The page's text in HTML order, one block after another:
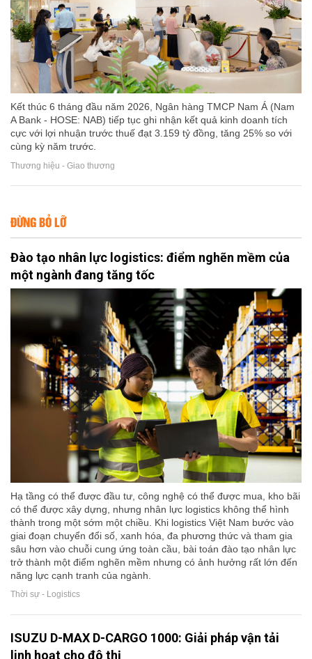
Kết thúc 6 tháng đầu năm 2026, Ngân hàng TMCP Nam Á (Nam
A Bank - HOSE: NAB) tiếp tục ghi nhận kết quả kinh doanh tích
cực với lợi nhuận trước thuế đạt 3.159 tỷ đồng, tăng 25% so với
cùng kỳ năm trước.
Thương hiệu - Giao thương
ĐỪNG BỎ LỠ
Đào tạo nhân lực logistics: điểm nghẽn mềm của
một ngành đang tăng tốc
Hạ tầng có thể được đầu tư, công nghệ có thể được mua, kho bãi
có thể được xây dựng, nhưng nhân lực logistics không thể hình
thành trong một sớm một chiều. Khi logistics Việt Nam bước vào
giai đoạn chuyển đổi số, xanh hóa, đa phương thức và tham gia
sâu hơn vào chuỗi cung ứng toàn cầu, bài toán đào tạo nhân lực
trở thành một điểm nghẽn mềm nhưng có ảnh hưởng rất lớn đến
năng lực cạnh tranh của ngành.
Thời sự - Logistics
ISUZU D-MAX D-CARGO 1000: Giải pháp vận tải
linh hoạt cho đô thị